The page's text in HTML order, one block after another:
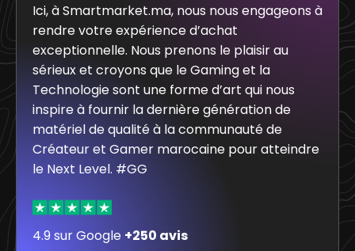
Ici, à Smartmarket.ma, nous nous engageons à
rendre votre expérience d’achat
exceptionnelle. Nous prenons le plaisir au
sérieux et croyons que le Gaming et la
Technologie sont une forme d’art qui nous
inspire à fournir la dernière génération de
matériel de qualité à la communauté de
Créateur et Gamer marocaine pour atteindre
le Next Level. #GG
4.9 sur Google +250 avis